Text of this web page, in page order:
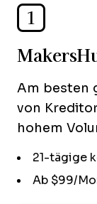
1
Am besten
von
hohem
21-tägige
Ab $99/